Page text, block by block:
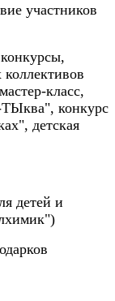
участников
класс,
конкурс
детская
детей и